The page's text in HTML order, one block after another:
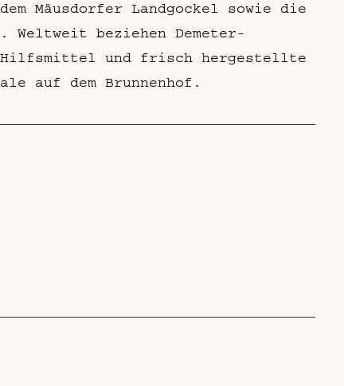
Mäusdorfer Landgockel sowie die
beziehen Demeter-
Hilfsmittel und frisch hergestellte
auf dem Brunnenhof.